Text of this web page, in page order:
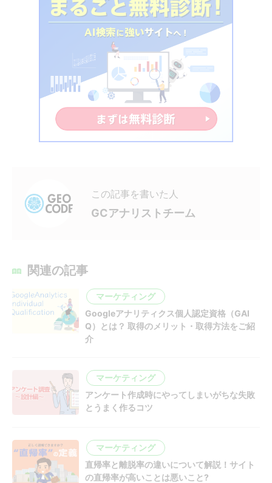
この記事を書いた人
GCアナリストチーム
関連の記事
マーケティング
Googleアナリティクス個人認定資格（GAI
Q）とは？ 取得のメリット・取得方法をご紹
介
マーケティング
アンケート作成時にやってしまいがちな失敗
とうまく作るコツ
マーケティング
直帰率と離脱率の違いについて解説！サイト
の直帰率が高いことは悪いこと?